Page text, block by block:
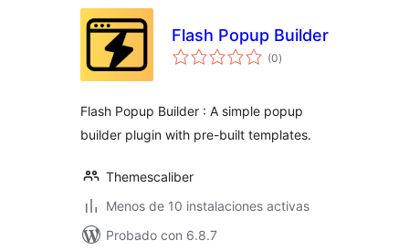
Flash Popup Builder
(0total
de
)
Flash Popup Builder : A simple popup
builder plugin with pre-built templates.
Themescaliber
Menos de 10 instalaciones activas
Probado con 6.8.7